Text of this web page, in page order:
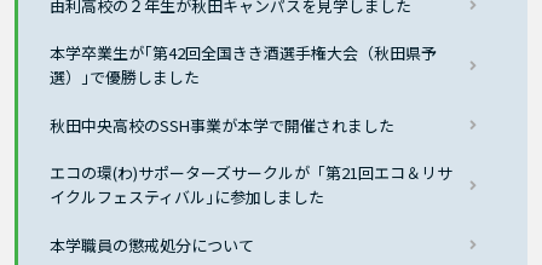
由利高校の２年生が秋田キャンパスを見学しました
本学卒業生が｢第42回全国きき酒選手権大会（秋田県予
選）｣で優勝しました
秋田中央高校のSSH事業が本学で開催されました
エコの環(わ)サポーターズサークルが「第21回エコ＆リサ
イクルフェスティバル｣に参加しました
本学職員の懲戒処分について